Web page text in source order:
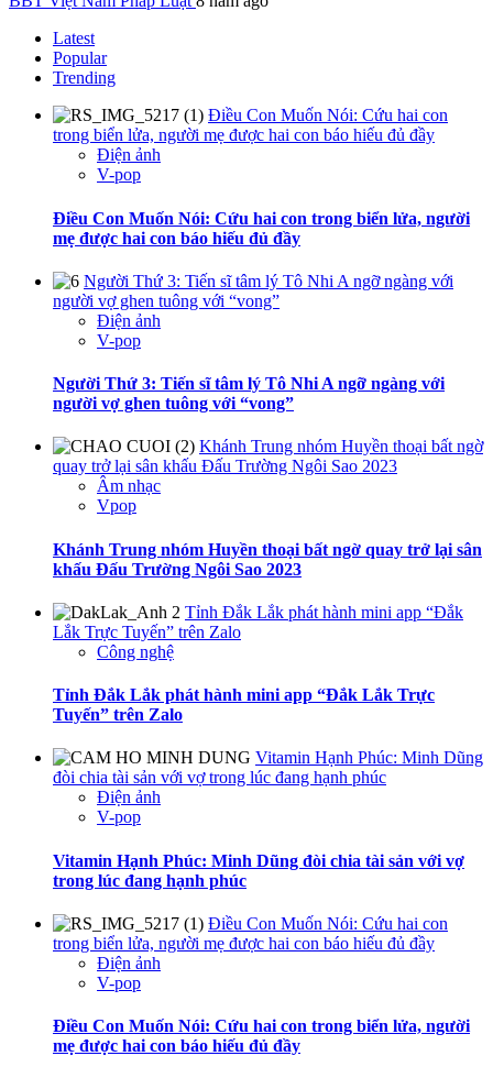
Latest
Popular
Trending
Điều Con Muốn Nói: Cứu hai con
trong biển lửa, người mẹ được hai con báo hiếu đủ đầy
Điện ảnh
V-pop
Điều Con Muốn Nói: Cứu hai con trong biển lửa, người
mẹ được hai con báo hiếu đủ đầy
Người Thứ 3: Tiến sĩ tâm lý Tô Nhi A ngỡ ngàng với
người vợ ghen tuông với “vong”
Điện ảnh
V-pop
Người Thứ 3: Tiến sĩ tâm lý Tô Nhi A ngỡ ngàng với
người vợ ghen tuông với “vong”
Khánh Trung nhóm Huyền thoại bất ngờ
quay trở lại sân khấu Đấu Trường Ngôi Sao 2023
Âm nhạc
Vpop
Khánh Trung nhóm Huyền thoại bất ngờ quay trở lại sân
khấu Đấu Trường Ngôi Sao 2023
Tỉnh Đắk Lắk phát hành mini app “Đắk
Lắk Trực Tuyến” trên Zalo
Công nghệ
Tỉnh Đắk Lắk phát hành mini app “Đắk Lắk Trực
Tuyến” trên Zalo
Vitamin Hạnh Phúc: Minh Dũng
đòi chia tài sản với vợ trong lúc đang hạnh phúc
Điện ảnh
V-pop
Vitamin Hạnh Phúc: Minh Dũng đòi chia tài sản với vợ
trong lúc đang hạnh phúc
Điều Con Muốn Nói: Cứu hai con
trong biển lửa, người mẹ được hai con báo hiếu đủ đầy
Điện ảnh
V-pop
Điều Con Muốn Nói: Cứu hai con trong biển lửa, người
mẹ được hai con báo hiếu đủ đầy